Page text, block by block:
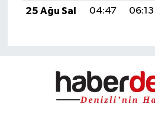
25 Ağu Sal
04:47 06:13